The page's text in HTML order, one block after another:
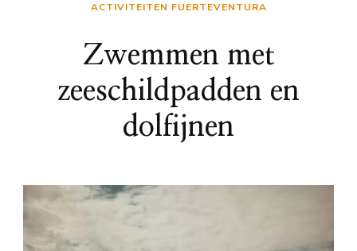
ACTIVITEITEN FUERTEVENTURA
Zwemmen met
zeeschildpadden en
dolfijnen